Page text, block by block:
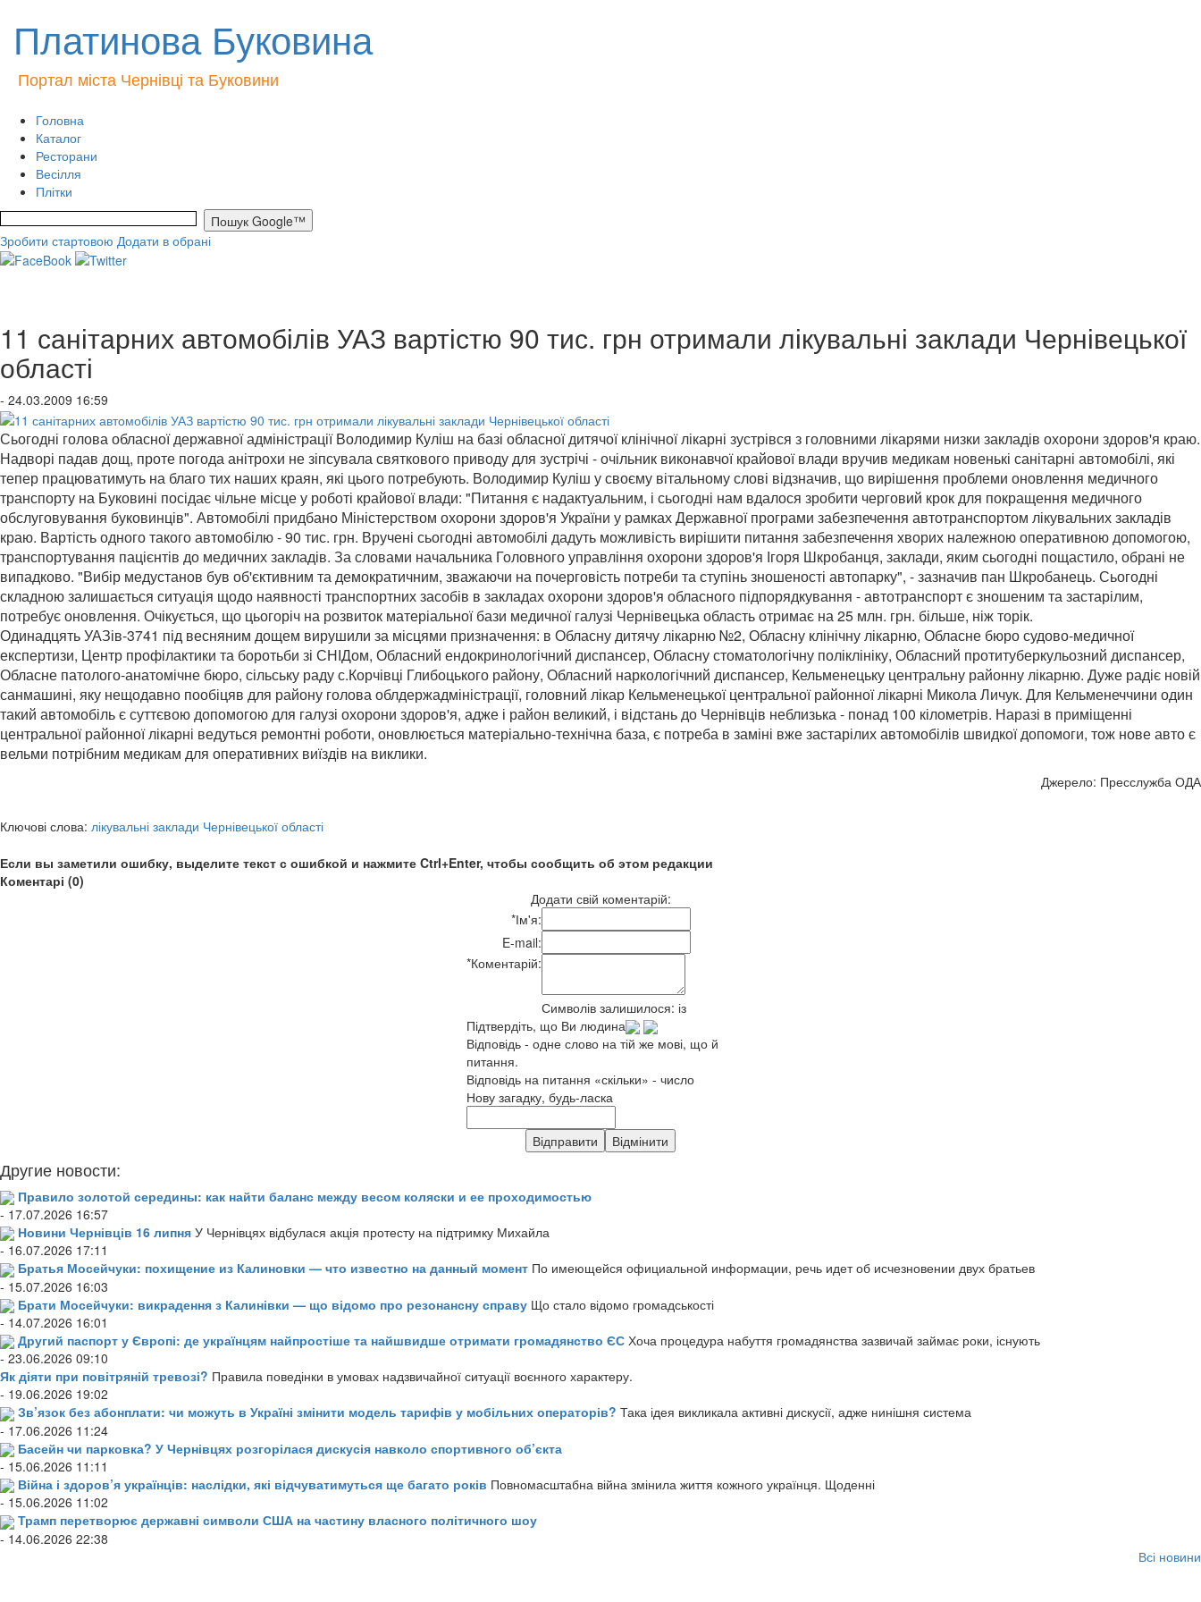
Платинова Буковина
Портал міста Чернівці та Буковини
Головна
Каталог
Ресторани
Весілля
Плітки
Зробити стартовою Додати в обрані
11 санітарних автомобілів УАЗ вартістю 90 тис. грн отримали лікувальні заклади Чернівецької
області
- 24.03.2009 16:59
Сьогодні голова обласної державної адміністрації Володимир Куліш на базі обласної дитячої клінічної лікарні зустрівся з головними лікарями низки закладів охорони здоров'я краю.
Надворі падав дощ, проте погода анітрохи не зіпсувала святкового приводу для зустрічі - очільник виконавчої крайової влади вручив медикам новенькі санітарні автомобілі, які
тепер працюватимуть на благо тих наших краян, які цього потребують. Володимир Куліш у своєму вітальному слові відзначив, що вирішення проблеми оновлення медичного
транспорту на Буковині посідає чільне місце у роботі крайової влади: "Питання є надактуальним, і сьогодні нам вдалося зробити черговий крок для покращення медичного
обслуговування буковинців". Автомобілі придбано Міністерством охорони здоров'я України у рамках Державної програми забезпечення автотранспортом лікувальних закладів
краю. Вартість одного такого автомобілю - 90 тис. грн. Вручені сьогодні автомобілі дадуть можливість вирішити питання забезпечення хворих належною оперативною допомогою,
транспортування пацієнтів до медичних закладів. За словами начальника Головного управління охорони здоров'я Ігоря Шкробанця, заклади, яким сьогодні пощастило, обрані не
випадково. "Вибір медустанов був об'єктивним та демократичним, зважаючи на почерговість потреби та ступінь зношеності автопарку", - зазначив пан Шкробанець. Сьогодні
складною залишається ситуація щодо наявності транспортних засобів в закладах охорони здоров'я обласного підпорядкування - автотранспорт є зношеним та застарілим,
потребує оновлення. Очікується, що цьогоріч на розвиток матеріальної бази медичної галузі Чернівецька область отримає на 25 млн. грн. більше, ніж торік.
Одинадцять УАЗів-3741 під весняним дощем вирушили за місцями призначення: в Обласну дитячу лікарню №2, Обласну клінічну лікарню, Обласне бюро судово-медичної
експертизи, Центр профілактики та боротьби зі СНІДом, Обласний ендокринологічний диспансер, Обласну стоматологічну поліклініку, Обласний протитуберкульозний диспансер,
Обласне патолого-анатомічне бюро, сільську раду с.Корчівці Глибоцького району, Обласний наркологічний диспансер, Кельменецьку центральну районну лікарню. Дуже радіє новій
санмашині, яку нещодавно пообіцяв для району голова облдержадміністрації, головний лікар Кельменецької центральної районної лікарні Микола Личук. Для Кельменеччини один
такий автомобіль є суттєвою допомогою для галузі охорони здоров'я, адже і район великий, і відстань до Чернівців неблизька - понад 100 кілометрів. Наразі в приміщенні
центральної районної лікарні ведуться ремонтні роботи, оновлюється матеріально-технічна база, є потреба в заміні вже застарілих автомобілів швидкої допомоги, тож нове авто є
вельми потрібним медикам для оперативних виїздів на виклики.
Джерело: Пресслужба ОДА
Ключові слова: лікувальні заклади Чернівецької області
Если вы заметили ошибку, выделите текст с ошибкой и нажмите Ctrl+Enter, чтобы сообщить об этом редакции
Коментарі (0)
Додати свій коментарій:
*Ім'я:
E-mail:
*Коментарій:
Символів залишилося: із
Підтвердіть, що Ви людина
Відповідь - одне слово на тій же мові, що й
питання.
Відповідь на питання «скільки» - число
Нову загадку, будь-ласка
Другие новости:
Правило золотой середины: как найти баланс между весом коляски и ее проходимостью
- 17.07.2026 16:57
Новини Чернівців 16 липня У Чернівцях відбулася акція протесту на підтримку Михайла
- 16.07.2026 17:11
Братья Мосейчуки: похищение из Калиновки — что известно на данный момент По имеющейся официальной информации, речь идет об исчезновении двух братьев
- 15.07.2026 16:03
Брати Мосейчуки: викрадення з Калинівки — що відомо про резонансну справу Що стало відомо громадськості
- 14.07.2026 16:01
Другий паспорт у Європі: де українцям найпростіше та найшвидше отримати громадянство ЄС Хоча процедура набуття громадянства зазвичай займає роки, існують
- 23.06.2026 09:10
Як діяти при повітряній тревозі? Правила поведінки в умовах надзвичайної ситуації воєнного характеру.
- 19.06.2026 19:02
Зв’язок без абонплати: чи можуть в Україні змінити модель тарифів у мобільних операторів? Така ідея викликала активні дискусії, адже нинішня система
- 17.06.2026 11:24
Басейн чи парковка? У Чернівцях розгорілася дискусія навколо спортивного об’єкта
- 15.06.2026 11:11
Війна і здоров’я українців: наслідки, які відчуватимуться ще багато років Повномасштабна війна змінила життя кожного українця. Щоденні
- 15.06.2026 11:02
Трамп перетворює державні символи США на частину власного політичного шоу
- 14.06.2026 22:38
Всі новини